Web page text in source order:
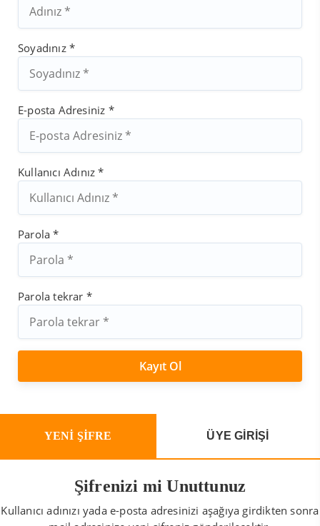
Soyadınız *
E-posta Adresiniz *
Kullanıcı Adınız *
Parola *
Parola tekrar *
YENİ ŞİFRE ÜYE GİRİŞİ
Şifrenizi mi Unuttunuz
Kullanıcı adınızı yada e-posta adresinizi aşağıya girdikten sonra